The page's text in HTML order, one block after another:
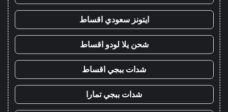
ايتونز سعودي اقساط
شحن يلا لودو اقساط
شدات ببجي اقساط
شدات ببجي تمارا